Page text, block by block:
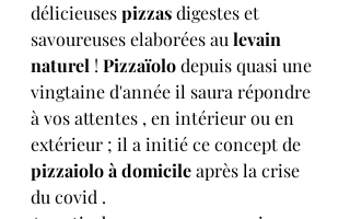
délicieuses pizzas digestes et
savoureuses elaborées au levain
naturel ! Pizzaïolo depuis quasi une
vingtaine d'année il saura répondre
à vos attentes , en intérieur ou en
extérieur ; il a initié ce concept de
pizzaiolo à domicile après la crise
du covid .